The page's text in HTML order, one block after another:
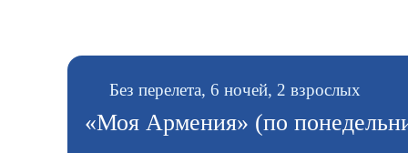
Без перелета, 6 ночей, 2 взрослых
«Моя Армения» (по